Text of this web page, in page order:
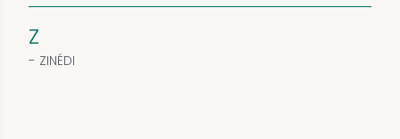
Z
ZINÉDI